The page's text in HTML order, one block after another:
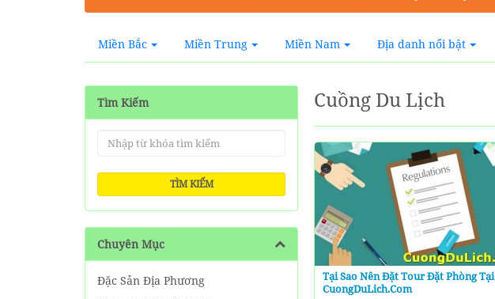
Miền Bắc Miền Trung Miền Nam Địa danh nổi bật
Tìm Kiếm
TÌM KIẾM
Chuyên Mục
Đặc Sản Địa Phương
Cuồng Du Lịch
Tại Sao Nên Đặt Tour Đặt Phòng Tại
CuongDuLich.Com